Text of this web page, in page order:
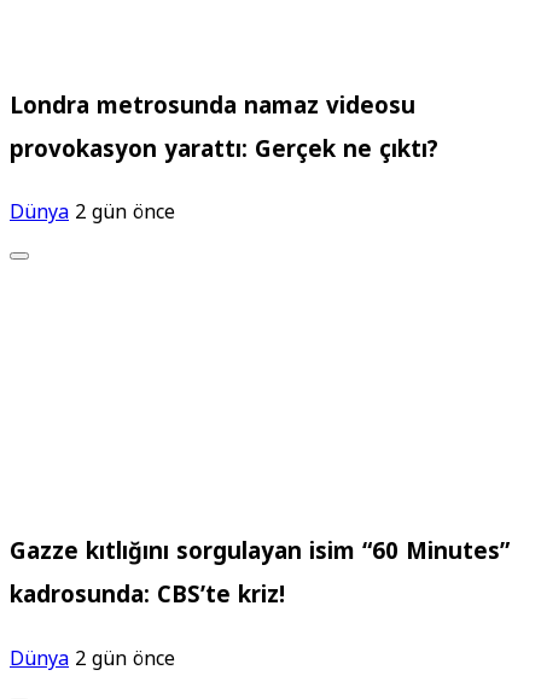
Londra metrosunda namaz videosu
provokasyon yarattı: Gerçek ne çıktı?
Dünya2 gün önce
Gazze kıtlığını sorgulayan isim “60 Minutes”
kadrosunda: CBS’te kriz!
Dünya2 gün önce